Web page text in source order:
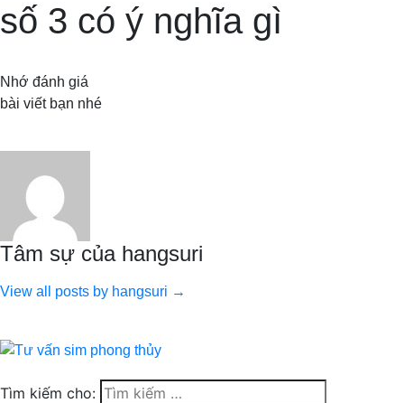
số 3 có ý nghĩa gì
Nhớ đánh giá
bài viết bạn nhé
Tâm sự của hangsuri
View all posts by hangsuri →
Tìm kiếm cho: